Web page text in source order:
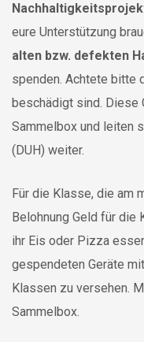
eure Unterstützung
alten bzw. defekten
spenden. Achtete bitte
beschädigt sind. Diese
Sammelbox und leiten
(DUH) weiter.
Für die Klasse, die am
Belohnung Geld für die
ihr Eis oder Pizza
gespendeten Geräte
Klassen zu versehen.
Sammelbox.